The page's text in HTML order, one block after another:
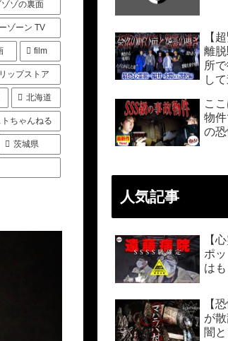
ゾゾの裏面
ゾーン TV
film
ップストア
北海道
ちゃんねる
茨城県
【
離
所
し
こ
物
の
人気記事
【
ポ
は
【
が
闇